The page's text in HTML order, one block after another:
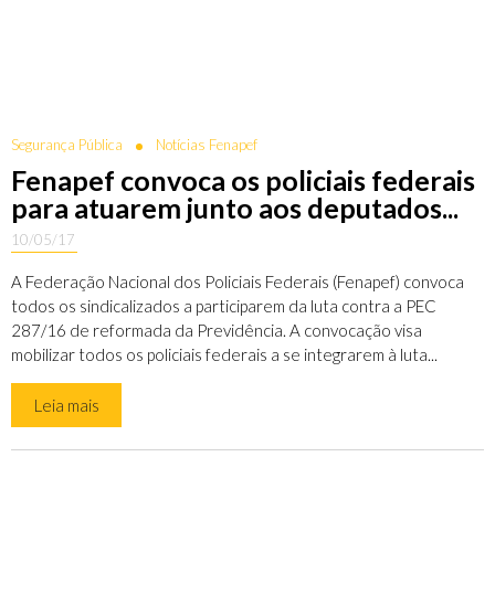
Segurança Pública Notícias Fenapef
Fenapef convoca os policiais federais
para atuarem junto aos deputados...
10/05/17
A Federação Nacional dos Policiais Federais (Fenapef) convoca
todos os sindicalizados a participarem da luta contra a PEC
287/16 de reformada da Previdência. A convocação visa
mobilizar todos os policiais federais a se integrarem à luta...
Leia mais